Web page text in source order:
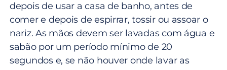
depois de usar a casa de banho, antes de
comer e depois de espirrar, tossir ou assoar o
nariz. As mãos devem ser lavadas com água e
sabão por um período mínimo de 20
segundos e, se não houver onde lavar as